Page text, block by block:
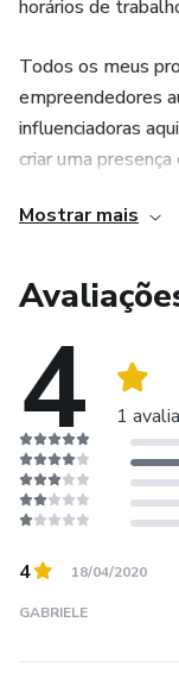
horários de
Todos os meus
empreendedores
influenciadoras
criar uma
Mostrar mais
4 1
4 18/04/2020
GABRIELE